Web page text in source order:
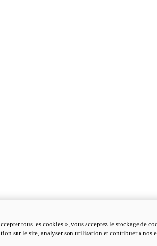
tous les cookies », vous acceptez le stockage de
sur le site, analyser son utilisation et contribuer à nos